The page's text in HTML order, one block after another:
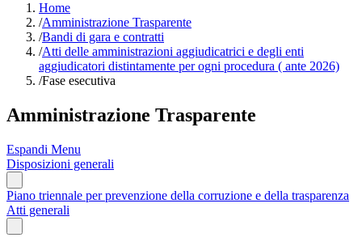
Home
/Amministrazione Trasparente
/Bandi di gara e contratti
/Atti delle amministrazioni aggiudicatrici e degli enti
aggiudicatori distintamente per ogni procedura ( ante 2026)
/Fase esecutiva
Amministrazione Trasparente
Espandi Menu
Disposizioni generali
Piano triennale per prevenzione della corruzione e della trasparenza
Atti generali